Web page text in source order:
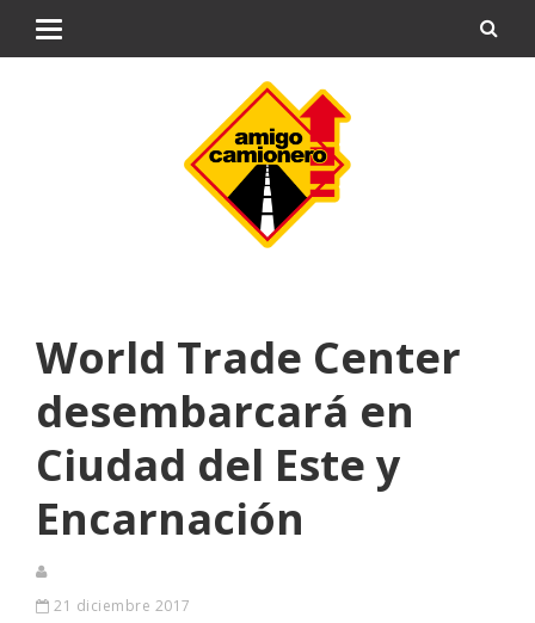
World Trade Center
desembarcará en
Ciudad del Este y
Encarnación
21 diciembre 2017